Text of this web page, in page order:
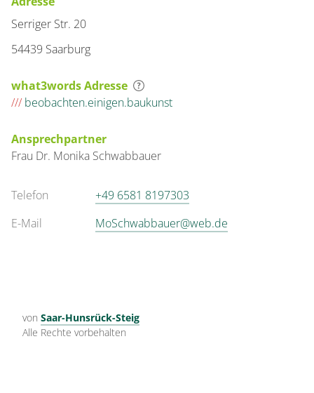
Serriger Str. 20
54439 Saarburg
what3words Adresse
/// beobachten.einigen.baukunst
Ansprechpartner
Frau Dr. Monika Schwabbauer
Telefon
+49 6581 8197303
E-Mail
MoSchwabbauer@web.de
von Saar-Hunsrück-Steig
Alle Rechte vorbehalten